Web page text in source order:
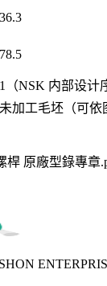
36.3
78.5
1（NSK 内部设计
未加工毛坯（可依
桿 原廠型錄專章